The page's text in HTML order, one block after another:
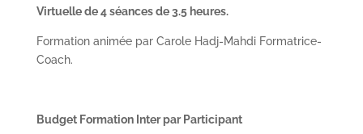
Virtuelle de 4 séances de 3.5 heures.
Formation animée par Carole Hadj-Mahdi Formatrice-
Coach.
Budget Formation Inter par Participant